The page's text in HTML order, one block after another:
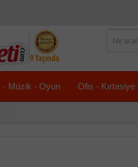
- Müzik - Oyun Ofis - Kırtasiye